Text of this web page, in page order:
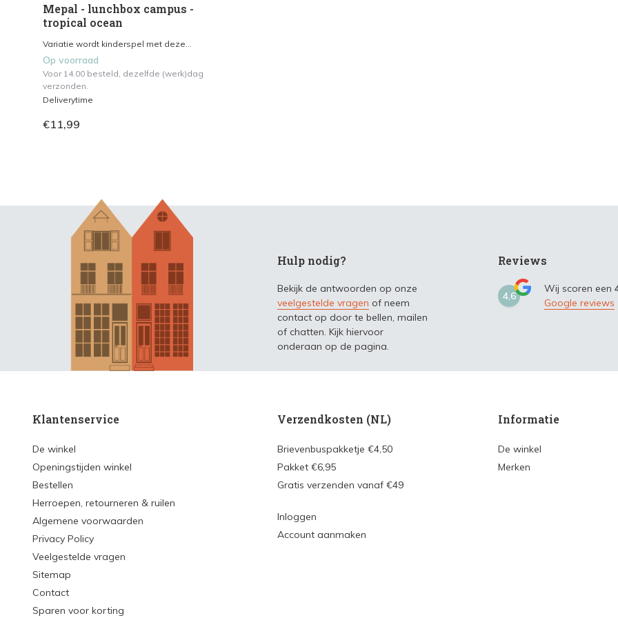
Mepal - lunchbox campus -
tropical ocean
Variatie wordt kinderspel met deze...
Op voorraad
Voor 14.00 besteld, dezelfde (werk)dag
verzonden.
Deliverytime
€11,99
Hulp nodig?
Bekijk de antwoorden op onze
veelgestelde vragen of neem
contact op door te bellen, mailen
of chatten. Kijk hiervoor
onderaan op de pagina.
Reviews
4,6
Wij scoren een
Google reviews
Klantenservice
De winkel
Openingstijden winkel
Bestellen
Herroepen, retourneren & ruilen
Algemene voorwaarden
Privacy Policy
Veelgestelde vragen
Sitemap
Contact
Sparen voor korting
Verzendkosten (NL)
Brievenbuspakketje €4,50
Pakket €6,95
Gratis verzenden vanaf €49
Inloggen
Account aanmaken
Informatie
De winkel
Merken